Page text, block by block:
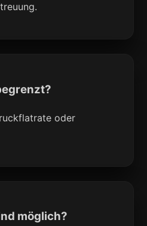
oder
möglich?